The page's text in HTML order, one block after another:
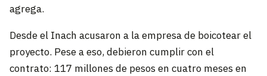
agrega.
Desde el Inach acusaron a la empresa de boicotear el
proyecto. Pese a eso, debieron cumplir con el
contrato: 117 millones de pesos en cuatro meses en